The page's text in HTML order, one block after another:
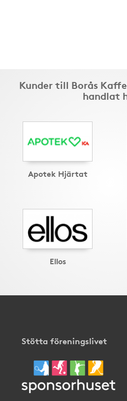
Kunder till Borås
handlat
Apotek Hjärtat
Ellos
Stötta föreningslivet